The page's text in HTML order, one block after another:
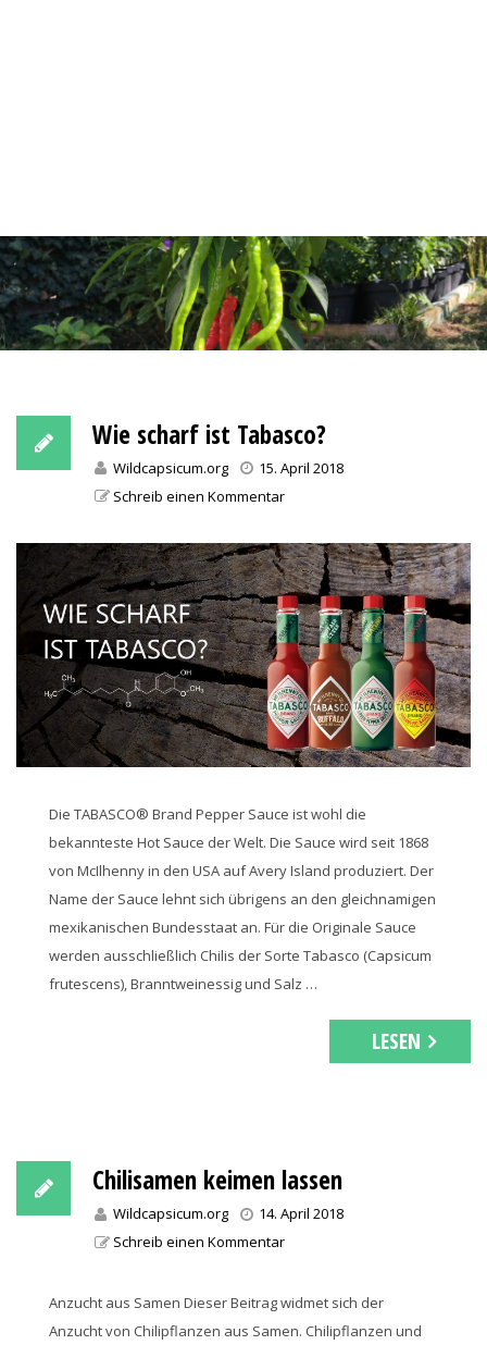
Wie scharf ist Tabasco?
Wildcapsicum.org
15. April 2018
Schreib einen Kommentar
Die TABASCO® Brand Pepper Sauce ist wohl die
bekannteste Hot Sauce der Welt. Die Sauce wird seit 1868
von McIlhenny in den USA auf Avery Island produziert. Der
Name der Sauce lehnt sich übrigens an den gleichnamigen
mexikanischen Bundesstaat an. Für die Originale Sauce
werden ausschließlich Chilis der Sorte Tabasco (Capsicum
frutescens), Branntweinessig und Salz …
LESEN
Chilisamen keimen lassen
Wildcapsicum.org
14. April 2018
Schreib einen Kommentar
Anzucht aus Samen Dieser Beitrag widmet sich der
Anzucht von Chilipflanzen aus Samen. Chilipflanzen und